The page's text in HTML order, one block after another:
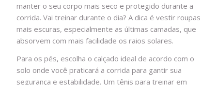
manter o seu corpo mais seco e protegido durante a
corrida. Vai treinar durante o dia? A dica é vestir roupas
mais escuras, especialmente as últimas camadas, que
absorvem com mais facilidade os raios solares.
Para os pés, escolha o calçado ideal de acordo com o
solo onde você praticará a corrida para gantir sua
segurança e estabilidade. Um tênis para treinar em